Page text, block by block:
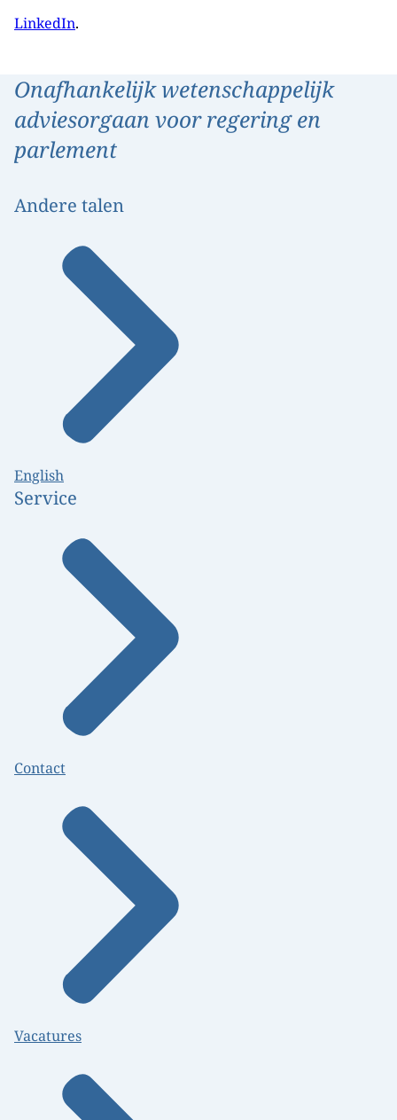
LinkedIn.
Onafhankelijk wetenschappelijk
adviesorgaan voor regering en
parlement
Andere talen
English
Service
Contact
Vacatures